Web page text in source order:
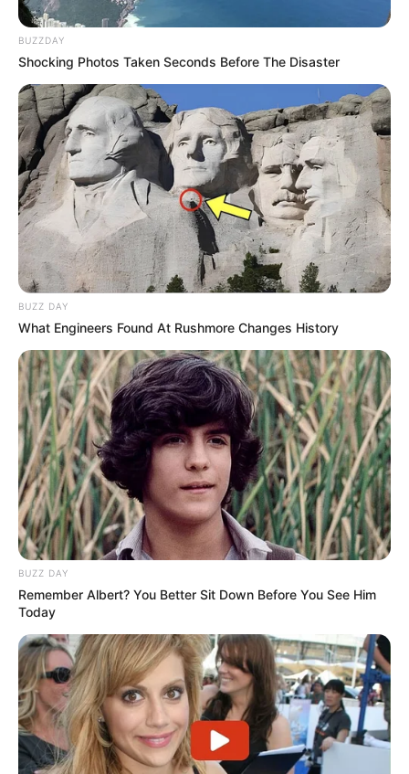
Les Concours ou Challenges du Turf
Si vous êtes un compétiteur ou une compétitrice dans
l’âme, c’est le moment de vous mesurer à d’autres
pronostiqueurs en participant à des concours ou
challenges du Turf, ils sont principalement proposés sur la
course du Quinté, avec cerise sur le gâteau la possibilité
dans certains cas de gagner des lots.
Quelques sites organisateurs de concours Turf:
Le concours deCanalTurf
Très grand concours deGeny-Courses
super concours de
Pronosoft
Participez au concours deTurf-fr
Concours de
Zone-Turf
Forum du Turf
Partez à la recherche des tuyaux et bruits d’écuries du
quinté du jour donnés par les meilleurs turfistes, en allant
glaner les infos sur les différents lieux d’échanges de
plus importants forum de Turf.
Le Forum Turf deTURF-FR
Un Forum Turf de
TURFOO
Le Forum Turf deZONE-TURF
BUZZDAY
Shocking Photos Taken Seconds Before The Disaster
BUZZ DAY
What Engineers Found At Rushmore Changes History
BUZZ DAY
Remember Albert? You Better Sit Down Before You See Him
Today